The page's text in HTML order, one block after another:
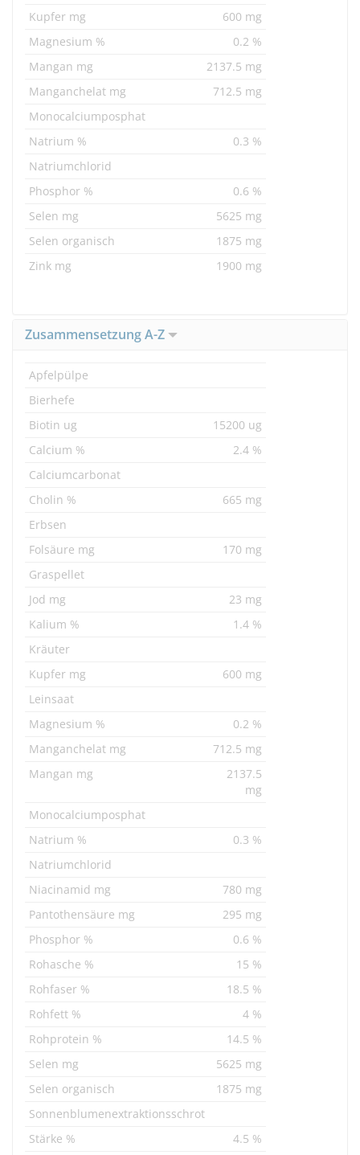
Kupfer mg
600 mg
Magnesium %
0.2 %
Mangan mg
2137.5 mg
Manganchelat mg
712.5 mg
Monocalciumposphat
Natrium %
0.3 %
Natriumchlorid
Phosphor %
0.6 %
Selen mg
5625 mg
Selen organisch
1875 mg
Zink mg
1900 mg
Zusammensetzung A-Z
Apfelpülpe
Bierhefe
Biotin ug
15200 ug
Calcium %
2.4 %
Calciumcarbonat
Cholin %
665 mg
Erbsen
Folsäure mg
170 mg
Graspellet
Jod mg
23 mg
Kalium %
1.4 %
Kräuter
Kupfer mg
600 mg
Leinsaat
Magnesium %
0.2 %
Manganchelat mg
712.5 mg
Mangan mg
2137.5
mg
Monocalciumposphat
Natrium %
0.3 %
Natriumchlorid
Niacinamid mg
780 mg
Pantothensäure mg
295 mg
Phosphor %
0.6 %
Rohasche %
15 %
Rohfaser %
18.5 %
Rohfett %
4 %
Rohprotein %
14.5 %
Selen mg
5625 mg
Selen organisch
1875 mg
Sonnenblumenextraktionsschrot
Stärke %
4.5 %